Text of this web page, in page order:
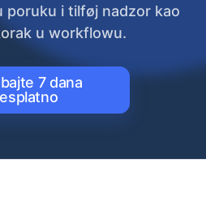
poruku i tilføj nadzor kao
u workflowu.
7 dana